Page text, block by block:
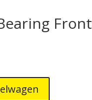
Front